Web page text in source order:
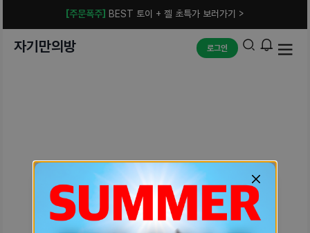
[주문폭주] BEST 토이 + 젤 초특가 보러가기 >
자기만의방 로그인
예상치 못한 에러입니다.